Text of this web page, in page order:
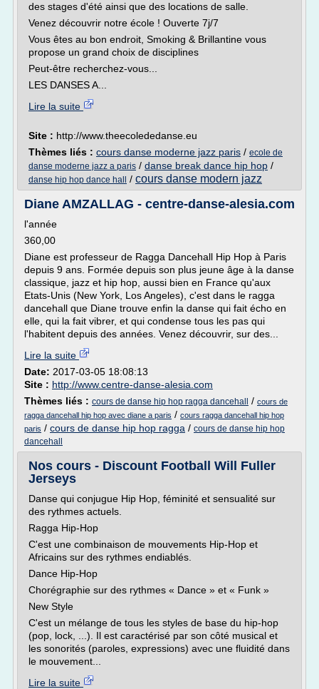
des stages d'été ainsi que des locations de salle.
Venez découvrir notre école ! Ouverte 7j/7
Vous êtes au bon endroit, Smoking & Brillantine vous
propose un grand choix de disciplines
Peut-être recherchez-vous...
LES DANSES A...
Lire la suite
Site : http://www.theecolededanse.eu
Thèmes liés : cours danse moderne jazz paris / ecole de
danse moderne jazz a paris / danse break dance hip hop /
danse hip hop dance hall / cours danse modern jazz
Diane AMZALLAG - centre-danse-alesia.com
l'année
360,00
Diane est professeur de Ragga Dancehall Hip Hop à Paris
depuis 9 ans. Formée depuis son plus jeune âge à la danse
classique, jazz et hip hop, aussi bien en France qu'aux
Etats-Unis (New York, Los Angeles), c'est dans le ragga
dancehall que Diane trouve enfin la danse qui fait écho en
elle, qui la fait vibrer, et qui condense tous les pas qui
l'habitent depuis des années. Venez découvrir, sur des...
Lire la suite
Date: 2017-03-05 18:08:13
Site : http://www.centre-danse-alesia.com
Thèmes liés : cours de danse hip hop ragga dancehall / cours de
ragga dancehall hip hop avec diane a paris / cours ragga dancehall hip hop
paris / cours de danse hip hop ragga / cours de danse hip hop
dancehall
Nos cours - Discount Football Will Fuller
Jerseys
Danse qui conjugue Hip Hop, féminité et sensualité sur
des rythmes actuels.
Ragga Hip-Hop
C'est une combinaison de mouvements Hip-Hop et
Africains sur des rythmes endiablés.
Dance Hip-Hop
Chorégraphie sur des rythmes « Dance » et « Funk »
New Style
C'est un mélange de tous les styles de base du hip-hop
(pop, lock, ...). Il est caractérisé par son côté musical et
les sonorités (paroles, expressions) avec une fluidité dans
le mouvement...
Lire la suite